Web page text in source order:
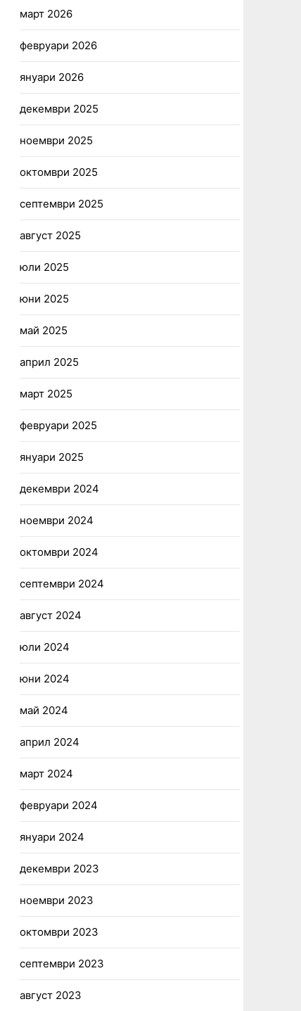
март 2026
февруари 2026
януари 2026
декември 2025
ноември 2025
октомври 2025
септември 2025
август 2025
юли 2025
юни 2025
май 2025
април 2025
март 2025
февруари 2025
януари 2025
декември 2024
ноември 2024
октомври 2024
септември 2024
август 2024
юли 2024
юни 2024
май 2024
април 2024
март 2024
февруари 2024
януари 2024
декември 2023
ноември 2023
октомври 2023
септември 2023
август 2023